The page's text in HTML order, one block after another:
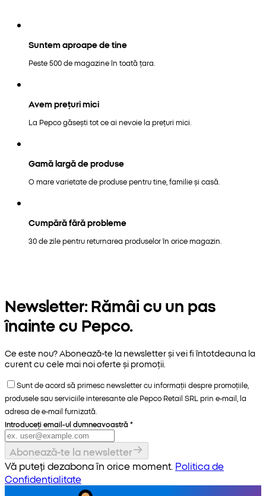
Suntem aproape de tine
Peste 500 de magazine în toată țara.
Avem prețuri mici
La Pepco găsești tot ce ai nevoie la prețuri mici.
Gamă largă de produse
O mare varietate de produse pentru tine, familie și casă.
Cumpără fără probleme
30 de zile pentru returnarea produselor în orice magazin.
Newsletter: Rămâi cu un pas
înainte cu Pepco.
Ce este nou? Abonează-te la newsletter și vei fi întotdeauna la
curent cu cele mai noi oferte și promoții.
Sunt de acord să primesc newsletter cu informații despre promoțiile,
produsele sau serviciile interesante ale Pepco Retail SRL prin e-mail, la
adresa de e-mail furnizată.
Introduceți email-ul dumneavoastră *
Abonează-te la newsletter
Vă puteți dezabona în orice moment. Politica de
Confidențialitate